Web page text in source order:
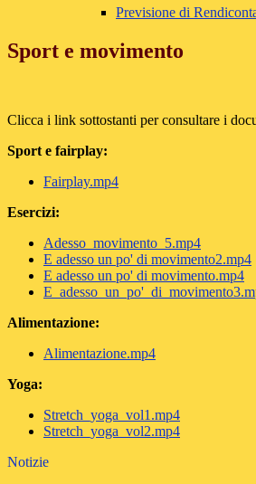
Previsione di
Sport e movimento
Clicca i link sottostanti per consultare i
Sport e fairplay:
Fairplay.mp4
Esercizi:
Adesso_movimento_5.mp4
E adesso un po' di movimento2.mp4
E adesso un po' di movimento.mp4
Alimentazione:
Alimentazione.mp4
Yoga:
Stretch_yoga_vol1.mp4
Stretch_yoga_vol2.mp4
Notizie